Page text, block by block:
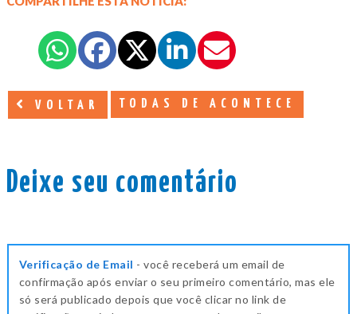
VOLTAR TODAS DE ACONTECE
Deixe seu comentário
Verificação de Email - você receberá um email de
confirmação após enviar o seu primeiro comentário, mas ele
só será publicado depois que você clicar no link de